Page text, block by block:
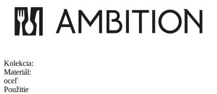
Kolekcia:
Materiál:
oceľ
Použitie